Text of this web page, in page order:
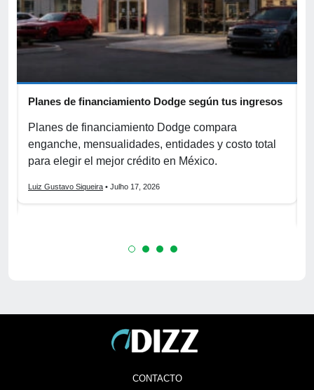
Planes de financiamiento Dodge según tus ingresos
Planes de financiamiento Dodge compara
enganche, mensualidades, entidades y costo total
para elegir el mejor crédito en México.
Luiz Gustavo Siqueira • Julho 17, 2026
CONTACTO